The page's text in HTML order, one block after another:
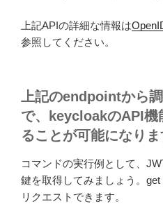
上記APIの詳細な情報は
参照してください。
上記のendpointから
で、keycloakのAPI機
ることが可能になりま
コマンドの実行例として、
鍵を取得してみましょう。
リクエストできます。